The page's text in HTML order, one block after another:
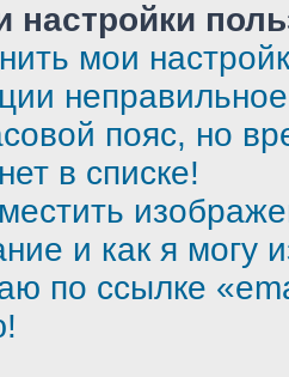
мои
пояс, но
в списке!
и как я могу
по ссылке